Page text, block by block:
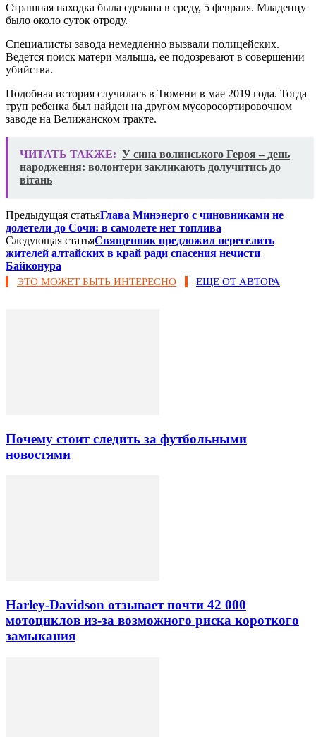
Страшная находка была сделана в среду, 5 февраля. Младенцу
было около суток отроду.
Специалисты завода немедленно вызвали полицейских.
Ведется поиск матери малыша, ее подозревают в совершении
убийства.
Подобная история случилась в Тюмени в мае 2019 года. Тогда
труп ребенка был найден на другом мусоросортировочном
заводе на Велижанском тракте.
ЧИТАТЬ ТАКЖЕ: У сина волинського Героя – день
народження: волонтери закликають долучитись до
вітань
Предыдущая статьяГлава Минэнерго с чиновниками не
долетели до Сочи: в самолете нет топлива
Следующая статьяСвященник предложил переселить
жителей алтайских в край ради спасения нечисти
Байконура
ЭТО МОЖЕТ БЫТЬ ИНТЕРЕСНО ЕЩЕ ОТ АВТОРА
Почему стоит следить за футбольными
новостями
Harley-Davidson отзывает почти 42 000
мотоциклов из-за возможного риска короткого
замыкания